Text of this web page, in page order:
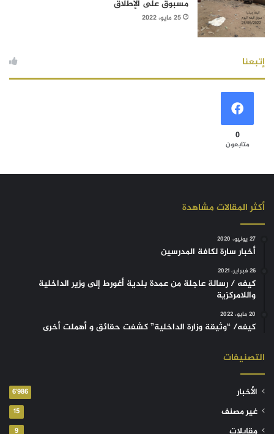
مسبوق على الإطلاق
25 مايو، 2022
إتبعنا
0
متابعون
أكثر المقالات مشاهدة
27 يونيو، 2020
أخبار سارة لكافة المدرسين
26 فبراير، 2021
كيفه / رسالة عاجلة من عمدة بلدية أغورط إلى وزير الداخلية
واللامركزية
20 مايو، 2022
كيفه/ “وثيقة وزارة الداخلية” كشفت حقائق و أهملت أخرى
التصنيفات
الأخبار 6٬986
غير مصنف 15
9